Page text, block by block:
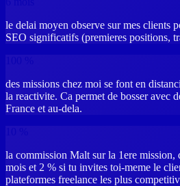
le delai moyen observe sur mes clients
SEO significatifs (premieres positions,
des missions chez moi se font en
la reactivite. Ca permet de bosser avec
France et au-dela.
la commission Malt sur la 1ere mission,
mois et 2 % si tu invites toi-meme le
plateformes freelance les plus